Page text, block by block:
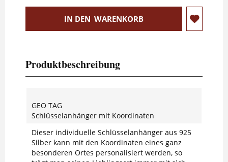
IN DEN WARENKORB
Produktbeschreibung
GEO TAG
Schlüsselanhänger mit Koordinaten
Dieser individuelle Schlüsselanhänger aus 925
Silber kann mit den Koordinaten eines ganz
besonderen Ortes personalisiert werden, so